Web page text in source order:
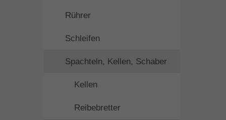
Rührer
Schleifen
Spachteln, Kellen, Schaber
Kellen
Reibebretter